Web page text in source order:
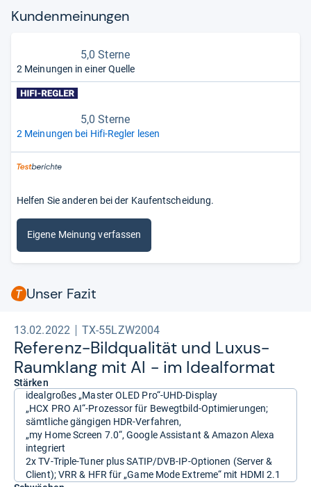
Kun­den­mei­nun­gen
5,0 Sterne
2 Meinungen in einer Quelle
5,0 Sterne
2 Meinungen bei Hifi-Regler lesen
Helfen Sie anderen bei der Kaufentscheidung.
Eigene Meinung verfassen
Unser Fazit
13.02.2022 TX-55LZW2004
Refe­renz-​Bild­qua­li­tät und Luxus-​
Raum­klang mit AI -​ im Ide­al­for­mat
Stärken
idealgroßes „Master OLED Pro“-UHD-Display
„HCX PRO AI“-Prozessor für Bewegtbild-Optimierungen;
sämtliche gängigen HDR-Verfahren,
„my Home Screen 7.0“, Google Assistant & Amazon Alexa
integriert
2x TV-Triple-Tuner plus SATIP/DVB-IP-Optionen (Server &
Client); VRR & HFR für „Game Mode Extreme“ mit HDMI 2.1